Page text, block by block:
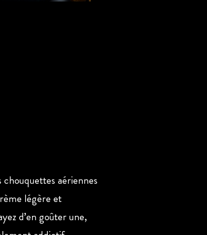
aériennes
légère et
d’en goûter une,